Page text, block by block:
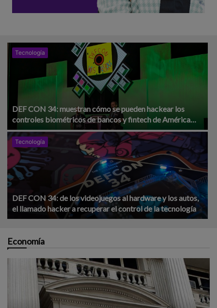
Tecnología
DEF CON 34: muestran cómo se pueden hackear los
controles biométricos de bancos y fintech de América
Latina
Tecnología
DEF CON 34: de los videojuegos al hardware y los autos,
el llamado hacker a recuperar el control de la tecnología
Economía